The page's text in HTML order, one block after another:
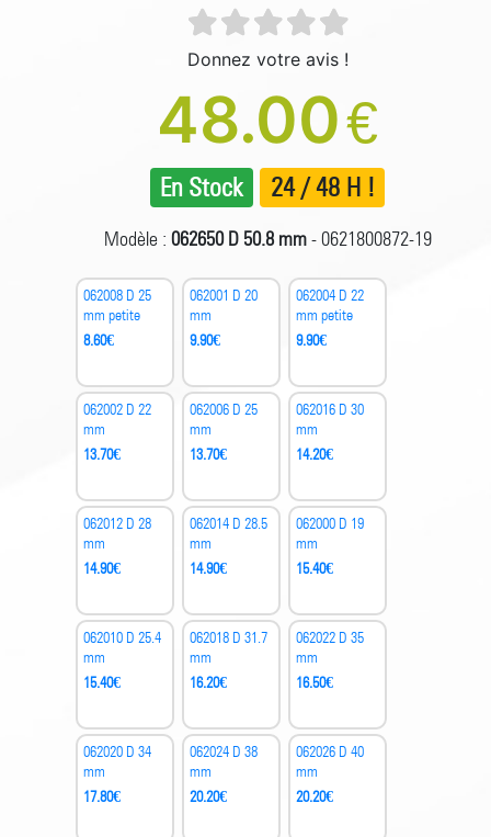
Donnez votre avis !
48.00€
En Stock 24 / 48 H !
Modèle : 062650 D 50.8 mm- 0621800872-19
062008 D 25
mm petite
8.60€
062001 D 20
mm
9.90€
062004 D 22
mm petite
9.90€
062002 D 22
mm
13.70€
062006 D 25
mm
13.70€
062016 D 30
mm
14.20€
062012 D 28
mm
14.90€
062014 D 28.5
mm
14.90€
062000 D 19
mm
15.40€
062010 D 25.4
mm
15.40€
062018 D 31.7
mm
16.20€
062022 D 35
mm
16.50€
062020 D 34
mm
17.80€
062024 D 38
mm
20.20€
062026 D 40
mm
20.20€